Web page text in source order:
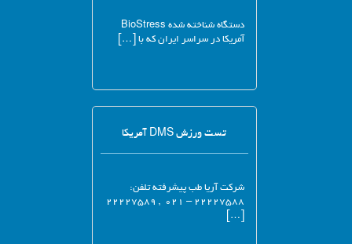
دستگاه شناخته شده BioStress
آمریکا در سراسر ایران که با […]
تست ورزش DMS آمریکا
شرکت آریا طب پیشرفته تلفن:
۲۲۲۲۷۵۸۸ – ۰۲۱ , ۲۲۲۲۷۵۸۹
[…]